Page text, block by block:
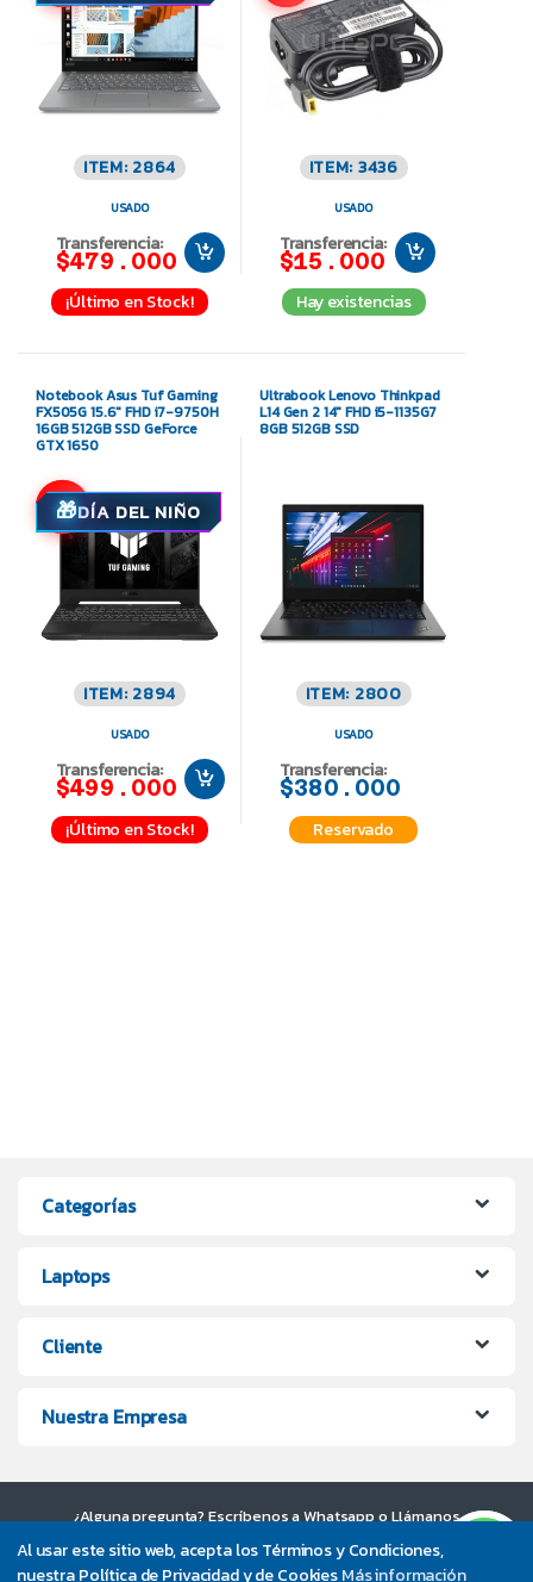
Al usar este sitio web, acepta los Términos y Condiciones,
nuestra Política de Privacidad y de CookiesMás información
ITEM: 2864
USADO
Transferencia:
$479.000
¡Último en Stock!
ITEM: 3436
USADO
Transferencia:
$15.000
Hay existencias
Notebook Asus Tuf Gaming
FX505G 15.6″ FHD i7-9750H
16GB 512GB SSD GeForce
GTX 1650
-9%DÍA DEL NIÑO
ITEM: 2894
USADO
Transferencia:
$499.000
¡Último en Stock!
Ultrabook Lenovo Thinkpad
L14 Gen 2 14″ FHD i5-1135G7
8GB 512GB SSD
ITEM: 2800
USADO
Transferencia:
$380.000
Categorías
Laptops
Cliente
Nuestra Empresa
¿Alguna pregunta? Escríbenos a Whatsapp o Llámanos
UltraPC +56 9 7373 4200